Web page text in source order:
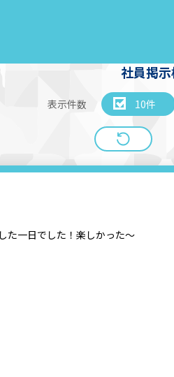
社員掲示
表示件数 10件
た一日でした！楽しかった〜